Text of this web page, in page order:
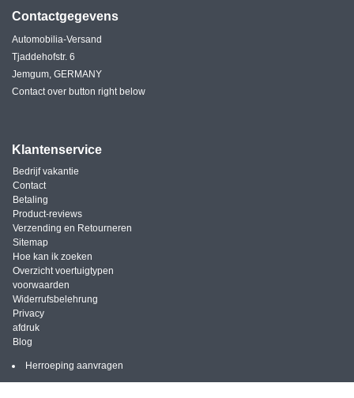
Contactgegevens
Automobilia-Versand
Tjaddehofstr. 6
Jemgum, GERMANY
Contact over button right below
Klantenservice
Bedrijf vakantie
Contact
Betaling
Product-reviews
Verzending en Retourneren
Sitemap
Hoe kan ik zoeken
Overzicht voertuigtypen
voorwaarden
Widerrufsbelehrung
Privacy
afdruk
Blog
Herroeping aanvragen